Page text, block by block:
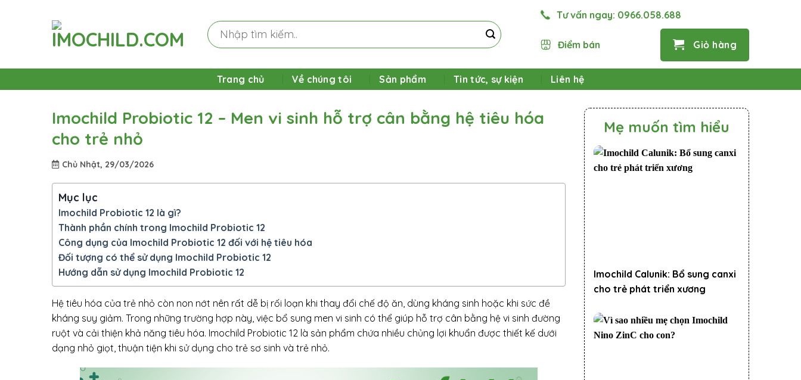
Tìm
kiếm:
Tư vấn ngay: 0966.058.688
Điểm bán Giỏ hàng
Trang chủ Về chúng tôi Sản phẩm Tin tức, sự kiện Liên hệ
Imochild Probiotic 12 – Men vi sinh hỗ trợ cân bằng hệ tiêu hóa
cho trẻ nhỏ
Chủ Nhật, 29/03/2026
Mục lục
Imochild Probiotic 12 là gì?
Thành phần chính trong Imochild Probiotic 12
Công dụng của Imochild Probiotic 12 đối với hệ tiêu hóa
Đối tượng có thể sử dụng Imochild Probiotic 12
Hướng dẫn sử dụng Imochild Probiotic 12
Hệ tiêu hóa của trẻ nhỏ còn non nớt nên rất dễ bị rối loạn khi thay đổi chế độ ăn, dùng kháng sinh hoặc khi sức đề
kháng suy giảm. Trong những trường hợp này, việc bổ sung men vi sinh có thể giúp hỗ trợ cân bằng hệ vi sinh đường
ruột và cải thiện khả năng tiêu hóa. Imochild Probiotic 12 là sản phẩm chứa nhiều chủng lợi khuẩn được thiết kế dưới
dạng nhỏ giọt, thuận tiện khi sử dụng cho trẻ sơ sinh và trẻ nhỏ.
Mẹ muốn tìm hiểu
Imochild Calunik: Bổ sung canxi
cho trẻ phát triển xương